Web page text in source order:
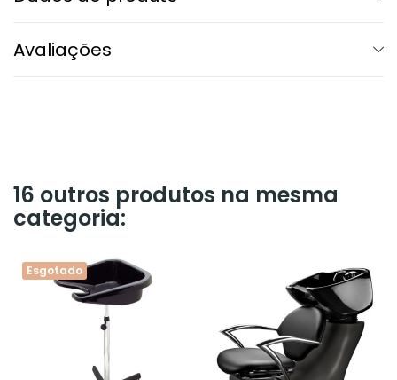
Avaliações
16 outros produtos na mesma
categoria:
Esgotado